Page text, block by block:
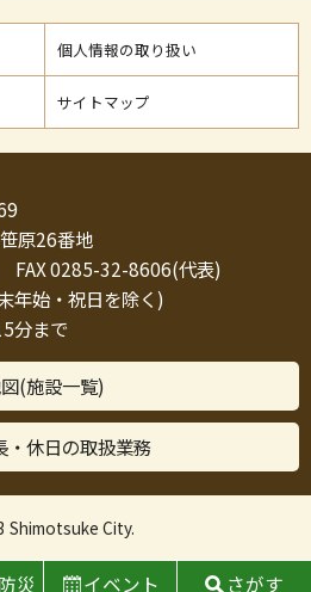
個人情報の取り扱い
サイトマップ
原26番地
0285-32-8606(代表)
年始・祝日を除く)
分まで
(施設一覧)
・休日の取扱業務
Shimotsuke City.
災 イベント さがす